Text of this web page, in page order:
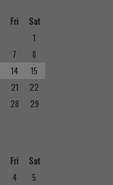
Fri
Sat
1
7
8
14
15
21
22
28
29
Fri
Sat
4 5